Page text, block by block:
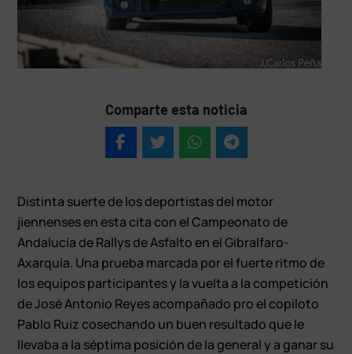
Comparte esta noticia
Distinta suerte de los deportistas del motor
jiennenses en esta cita con el Campeonato de
Andalucía de Rallys de Asfalto en el Gibralfaro-
Axarquía. Una prueba marcada por el fuerte ritmo de
los equipos participantes y la vuelta a la competición
de José Antonio Reyes acompañado pro el copiloto
Pablo Ruiz cosechando un buen resultado que le
llevaba a la séptima posición de la general y a ganar su